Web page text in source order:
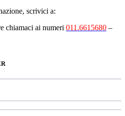
scrivici a:
chiamaci ai numeri 011.6615680 –